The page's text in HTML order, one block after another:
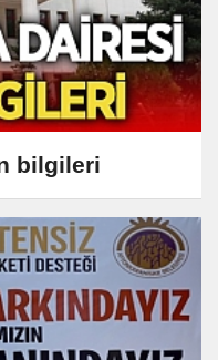
bilgileri